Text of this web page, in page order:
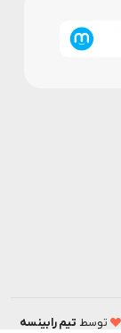
توسط تیم رابینسه